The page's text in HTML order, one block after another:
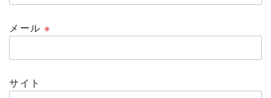
メール※
サイト